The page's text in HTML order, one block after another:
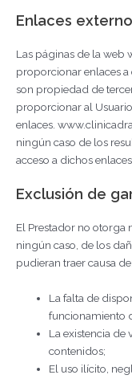
Enlaces
Las páginas de la web
proporcionar enlaces
son propiedad de
proporcionar al
enlaces.
ningún caso de los
acceso a dichos enlaces.
Exclusión de
El Prestador no otorga
ningún caso, de los
pudieran traer causa de:
La falta de
funcionamiento
La existencia de
contenidos;
El uso ilícito,